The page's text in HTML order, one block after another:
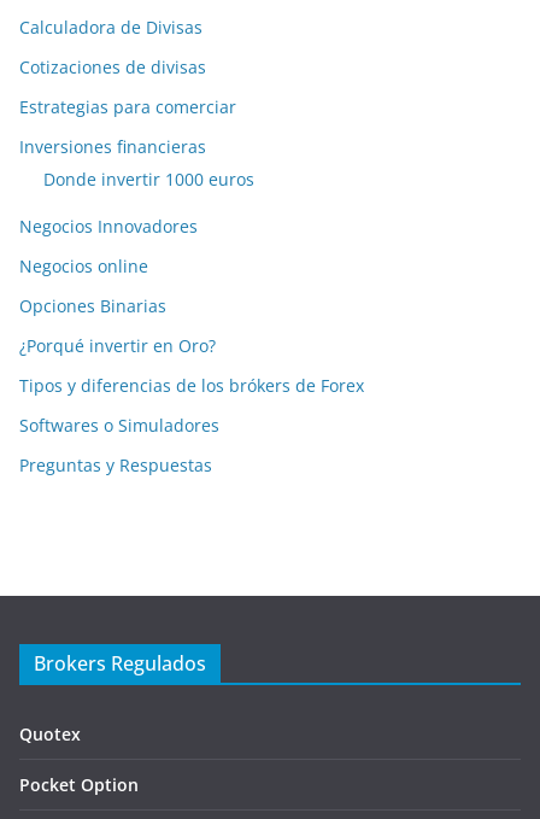
Calculadora de Divisas
Cotizaciones de divisas
Estrategias para comerciar
Inversiones financieras
Donde invertir 1000 euros
Negocios Innovadores
Negocios online
Opciones Binarias
¿Porqué invertir en Oro?
Tipos y diferencias de los brókers de Forex
Softwares o Simuladores
Preguntas y Respuestas
Brokers Regulados
Quotex
Pocket Option